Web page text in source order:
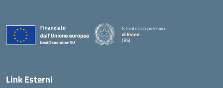
Istituto Comprensivo
di Esine
(BS)
Link Esterni